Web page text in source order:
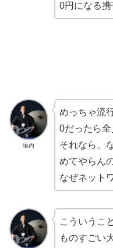
0円になる
垣内
めっちゃ流
0だったら
それなら、
めてやらん
なぜネット
こういうこ
ものすごい